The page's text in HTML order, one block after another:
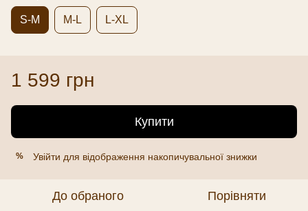
S-M M-L L-XL
1 599 грн
Купити
% Увійти для відображення накопичувальної знижки
До обраного Порівняти